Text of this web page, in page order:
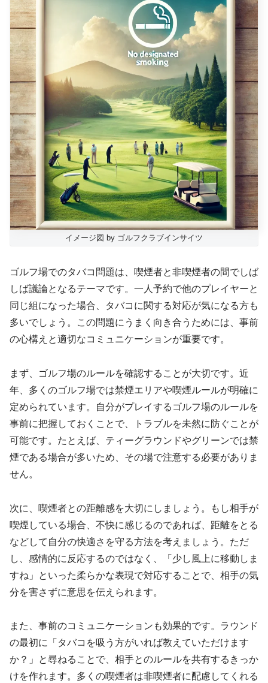
イメージ図 by ゴルフクラブインサイツ
ゴルフ場でのタバコ問題は、喫煙者と非喫煙者の間でしば
しば議論となるテーマです。一人予約で他のプレイヤーと
同じ組になった場合、タバコに関する対応が気になる方も
多いでしょう。この問題にうまく向き合うためには、事前
の心構えと適切なコミュニケーションが重要です。
まず、ゴルフ場のルールを確認することが大切です。近
年、多くのゴルフ場では禁煙エリアや喫煙ルールが明確に
定められています。自分がプレイするゴルフ場のルールを
事前に把握しておくことで、トラブルを未然に防ぐことが
可能です。たとえば、ティーグラウンドやグリーンでは禁
煙である場合が多いため、その場で注意する必要がありま
せん。
次に、喫煙者との距離感を大切にしましょう。もし相手が
喫煙している場合、不快に感じるのであれば、距離をとる
などして自分の快適さを守る方法を考えましょう。ただ
し、感情的に反応するのではなく、「少し風上に移動しま
すね」といった柔らかな表現で対応することで、相手の気
分を害さずに意思を伝えられます。
また、事前のコミュニケーションも効果的です。ラウンド
の最初に「タバコを吸う方がいれば教えていただけます
か？」と尋ねることで、相手とのルールを共有するきっか
けを作れます。多くの喫煙者は非喫煙者に配慮してくれる